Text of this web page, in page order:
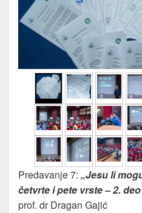
Predavanje 7: „Jesu li
četvrte i pete vrste – 2.
prof. dr Dragan Gajić